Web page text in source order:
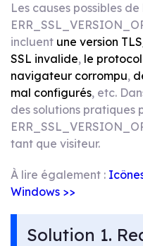
Les causes possibles
incluent une version
SSL invalide, le
navigateur corrompu,
mal configurés, etc.
des solutions pratiques
tant que visiteur.
À lire également :
Windows >>
Solution 1.